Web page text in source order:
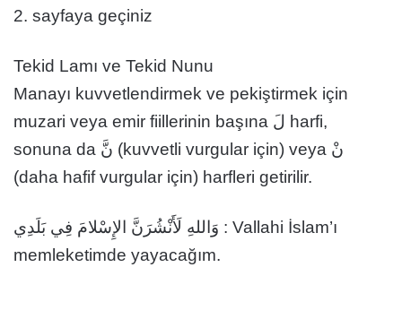
2. sayfaya geçiniz
Tekid Lamı ve Tekid Nunu
Manayı kuvvetlendirmek ve pekiştirmek için
muzari veya emir fiillerinin başına لَ harfi,
sonuna da نَّ (kuvvetli vurgular için) veya نْ
(daha hafif vurgular için) harfleri getirilir.
وَاللهِ لَأَنْشُرَنَّ الإِسْلامَ فِي بَلَدِي : Vallahi İslam’ı
memleketimde yayacağım.